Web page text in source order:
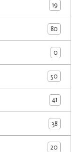
19
80
0
50
41
38
20